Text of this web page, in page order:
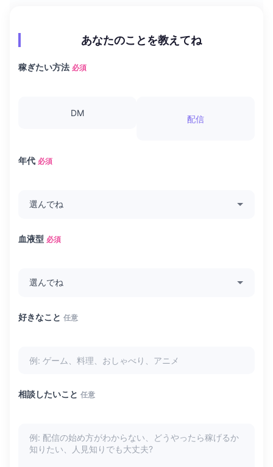
あなたのことを教えてね
稼ぎたい方法 必須
DM
配信
年代 必須
血液型 必須
好きなこと 任意
相談したいこと 任意